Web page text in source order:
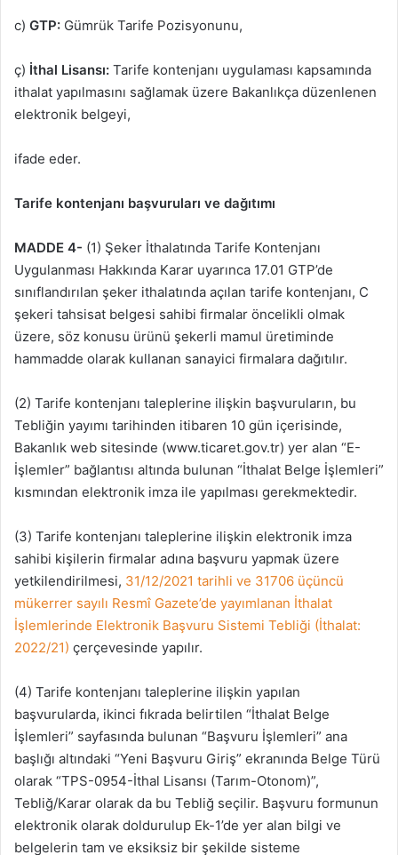
c) GTP: Gümrük Tarife Pozisyonunu,
ç) İthal Lisansı: Tarife kontenjanı uygulaması kapsamında
ithalat yapılmasını sağlamak üzere Bakanlıkça düzenlenen
elektronik belgeyi,
ifade eder.
Tarife kontenjanı başvuruları ve dağıtımı
MADDE 4- (1) Şeker İthalatında Tarife Kontenjanı
Uygulanması Hakkında Karar uyarınca 17.01 GTP’de
sınıflandırılan şeker ithalatında açılan tarife kontenjanı, C
şekeri tahsisat belgesi sahibi firmalar öncelikli olmak
üzere, söz konusu ürünü şekerli mamul üretiminde
hammadde olarak kullanan sanayici firmalara dağıtılır.
(2) Tarife kontenjanı taleplerine ilişkin başvuruların, bu
Tebliğin yayımı tarihinden itibaren 10 gün içerisinde,
Bakanlık web sitesinde (www.ticaret.gov.tr) yer alan “E-
İşlemler” bağlantısı altında bulunan “İthalat Belge İşlemleri”
kısmından elektronik imza ile yapılması gerekmektedir.
(3) Tarife kontenjanı taleplerine ilişkin elektronik imza
sahibi kişilerin firmalar adına başvuru yapmak üzere
yetkilendirilmesi, 31/12/2021 tarihli ve 31706 üçüncü
mükerrer sayılı Resmî Gazete’de yayımlanan İthalat
İşlemlerinde Elektronik Başvuru Sistemi Tebliği (İthalat:
2022/21) çerçevesinde yapılır.
(4) Tarife kontenjanı taleplerine ilişkin yapılan
başvurularda, ikinci fıkrada belirtilen “İthalat Belge
İşlemleri” sayfasında bulunan “Başvuru İşlemleri” ana
başlığı altındaki “Yeni Başvuru Giriş” ekranında Belge Türü
olarak “TPS-0954-İthal Lisansı (Tarım-Otonom)”,
Tebliğ/Karar olarak da bu Tebliğ seçilir. Başvuru formunun
elektronik olarak doldurulup Ek-1’de yer alan bilgi ve
belgelerin tam ve eksiksiz bir şekilde sisteme